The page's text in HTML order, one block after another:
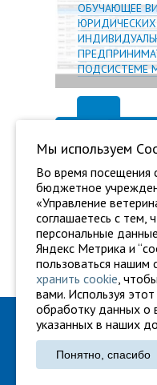
ОБУЧАЮЩЕЕ
ПОДСИСТЕМЕ
ГБУ
Адрес: г.
Тел.:
Мы используем
Во время посещения
бюджетное
«Управление
соглашаетесь с
персональные
Яндекс Метрика и
пользоваться
хранить cookie,
вами. Используя
обработку данных о
указанных в наших
Понятно, спасибо